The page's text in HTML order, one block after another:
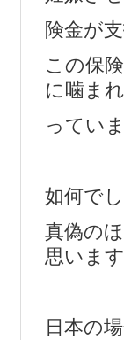
険金が
この保
に噛ま
っていま
如何で
真偽の
思います
日本の